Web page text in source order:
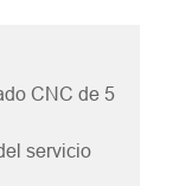
CNC de 5
servicio